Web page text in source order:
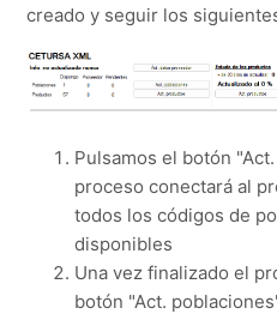
creado y seguir los
Pulsamos el botón
proceso conectará al
todos los códigos de
disponibles
Una vez finalizado el
botón "Act.